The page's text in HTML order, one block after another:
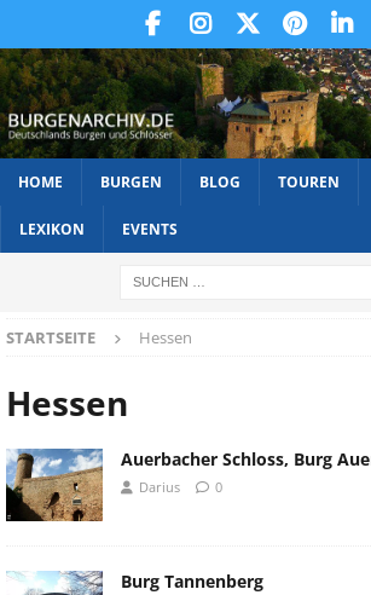
HOME BURGEN BLOG TOUREN
LEXIKON EVENTS
STARTSEITE Hessen
Hessen
Auerbacher Schloss, Burg
Darius 0
Burg Tannenberg